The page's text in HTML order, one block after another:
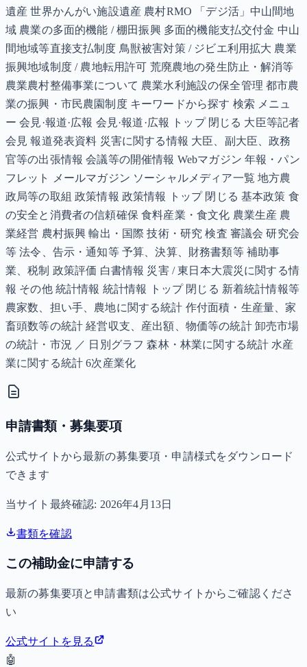
遺産 世界かんがい施設遺産 農村RMO 「デジ活」中山間地
域 農業の多面的機能 / 棚田振興 多面的機能支払交付金 中山
間地域等直接支払制度 鳥獣被害対策 / ジビエ利用拡大 農業
振興地域制度 / 農地転用許可 荒廃農地の発生防止・解消等
農業農村整備事業について 農業水利施設の保全管理 都市農
業の振興・市民農園制度 キーワードから探す 検索 メニュ
ー 会見·報道·広報 会見·報道·広報 トップ 閉じる 大臣等記者
会見 報道発表資料 災害に関する情報 大臣、副大臣、政務
官等の出張情報 会議等の開催情報 Webマガジン 年報・パン
フレット メールマガジン ソーシャルメディア一覧 地方農
政局等の取組 政策情報 政策情報 トップ 閉じる 基本政策 食
の安全と消費者の信頼確保 食料産業・食文化 農業生産 農
業経営 農村振興 輸出・国際 技術・研究 検査 審議会 研究会
等 法令、告示・通知等 予算、決算、財務書類等 補助事
業、税制 政策評価 白書情報 災害 / 東日本大震災に関する情
報 その他 統計情報 統計情報 トップ 閉じる 新着統計情報等
農家数、担い手、農地に関する統計 作付面積・生産量、家
畜頭数等の統計 経営収支、産出額、物価等の統計 卸売市場
の統計・市況 ／ 日別グラフ 森林・林業に関する統計 水産
業に関する統計 6次産業化
申請書類・募集要項
公式サイトから最新の募集要項・申請様式をダウンロード
できます
当サイト最終確認: 2026年4月13日
書類を確認
この補助金に申請する
最新の募集要項と申請書類は公式サイトからご確認くださ
い
公式サイトを見る
🤖